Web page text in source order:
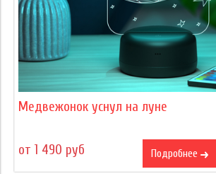
Медвежонок уснул на луне
от 1 490 руб Подробнее